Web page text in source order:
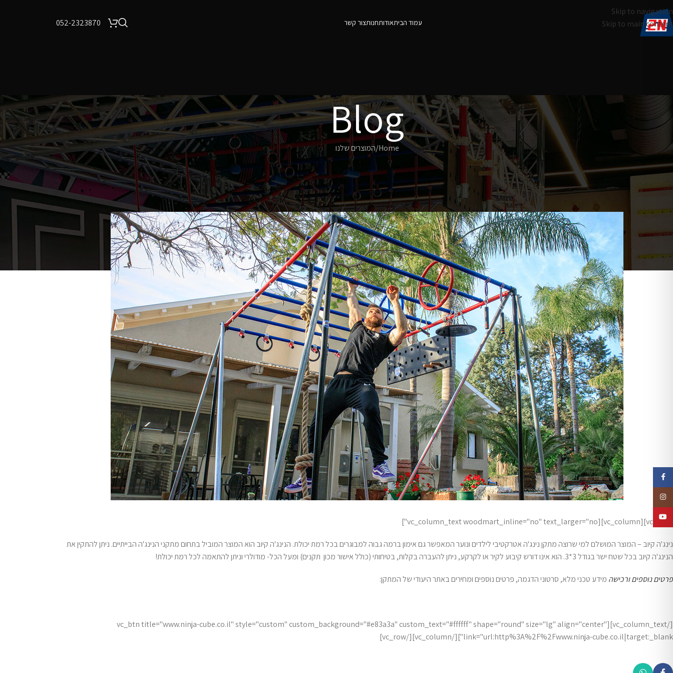
Skip to navigation
Skip to main content
עמוד הביתאודותחנותצור קשר 052-2323870
Blog
Home המוצרים שלנו
המוצרים שלנו
נינג'ה קיוב -NINJA CUBE
Posted by
adminOn יוני 2, 2022
נינג'ה קיוב – המוצר המושלם למי שרוצה מתקן נינג'ה אטרקטיבי לילדים ונוער המאפשר גם אימון ברמה גבוה למבוגרים בכל רמת יכולת. הנינג'ה קיוב הוא המוצר המוביל בתחום מתקני הנינג'ה הבייתיים. ניתן להתקין את
הנינג'ה קיוב בכל שטח ישר בגודל 3*3. הוא אינו דורש קיבוע לקיר או לקרקע, ניתן להעברה בקלות, בטיחותי (כולל אישור מכון תקנים) ומעל הכל- מודולרי וניתן להתאמה לכל רמת יכולת!
פרטים נוספים ורכישה מידע טכני מלא, סרטוני הדגמה, פרטים נוספים ומחירים באתר היעודי של המתקן:
[/vc_column_text][vc_btn title="www.ninja-cube.co.il" style="custom" custom_background="#e83a3a" custom_text="#ffffff" shape="round" size="lg" align="center"
link="url:http%3A%2F%2Fwww.ninja-cube.co.il|target:_blank"][/vc_column][/vc_row]
Facebook
Instagram
YouTube